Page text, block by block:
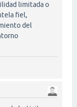
limitada o
fiel,
del